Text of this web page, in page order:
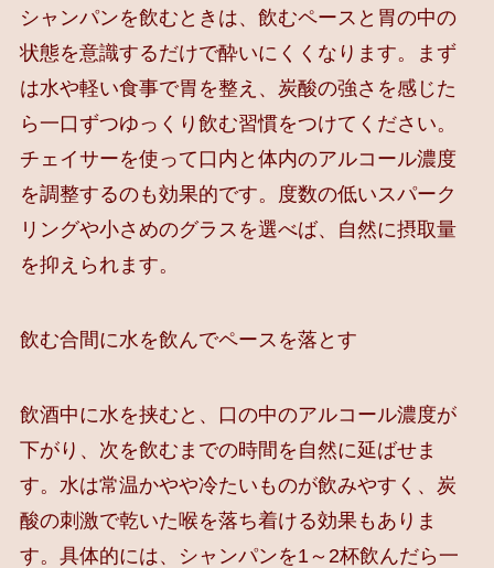
シャンパンを飲むときは、飲むペースと胃の中の
状態を意識するだけで酔いにくくなります。まず
は水や軽い食事で胃を整え、炭酸の強さを感じた
ら一口ずつゆっくり飲む習慣をつけてください。
チェイサーを使って口内と体内のアルコール濃度
を調整するのも効果的です。度数の低いスパーク
リングや小さめのグラスを選べば、自然に摂取量
を抑えられます。
飲む合間に水を飲んでペースを落とす
飲酒中に水を挟むと、口の中のアルコール濃度が
下がり、次を飲むまでの時間を自然に延ばせま
す。水は常温かやや冷たいものが飲みやすく、炭
酸の刺激で乾いた喉を落ち着ける効果もありま
す。具体的には、シャンパンを1～2杯飲んだら一